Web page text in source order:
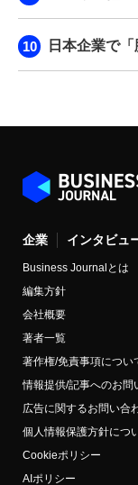
日本企業で
企業 インタビュ
Business Journalとは
編集方針
会社概要
著者一覧
著作権/免責事項につい
情報提供/記事へのお問
広告に関するお問い合
個人情報保護方針につ
Cookieポリシー
AIポリシー